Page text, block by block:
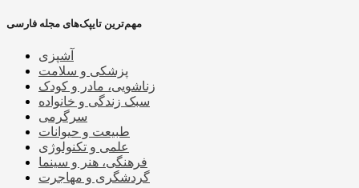
مهم‌ترین تایپک‌های مجله فارسی
آشپزی
پزشکی و سلامت
زناشویی، مادر و کودک
سبک زندگی و خانواده
سرگرمی
طبیعت و حیوانات
علمی و تکنولوژی
فرهنگی، هنر و سینما
گردشگری و مهاجرت